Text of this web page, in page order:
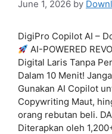
June 1, 2026 by
DigiPro Copilot AI –
AI-POWERED
Digital Laris Tanpa
Dalam 10 Menit!
Gunakan AI Copilot
Copywriting Maut,
orang rebutan beli.
Diterapkan oleh